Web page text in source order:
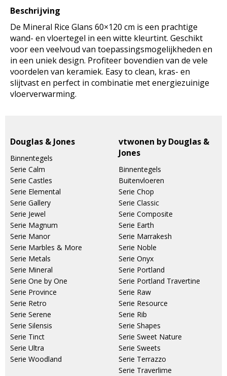
aantal
Beschrijving
De Mineral Rice Glans 60×120 cm is een prachtige
wand- en vloertegel in een witte kleurtint. Geschikt
voor een veelvoud van toepassingsmogelijkheden en
in een uniek design. Profiteer bovendien van de vele
voordelen van keramiek. Easy to clean, kras- en
slijtvast en perfect in combinatie met energiezuinige
vloerverwarming.
Douglas & Jones
Binnentegels
Serie Calm
Serie Castles
Serie Elemental
Serie Gallery
Serie Jewel
Serie Magnum
Serie Manor
Serie Marbles & More
Serie Metals
Serie Mineral
Serie One by One
Serie Province
Serie Retro
Serie Serene
Serie Silensis
Serie Tinct
Serie Ultra
Serie Woodland
vtwonen by Douglas &
Jones
Binnentegels
Buitenvloeren
Serie Chop
Serie Classic
Serie Composite
Serie Earth
Serie Marrakesh
Serie Noble
Serie Onyx
Serie Portland
Serie Portland Travertine
Serie Raw
Serie Resource
Serie Rib
Serie Shapes
Serie Sweet Nature
Serie Sweets
Serie Terrazzo
Serie Traverlime